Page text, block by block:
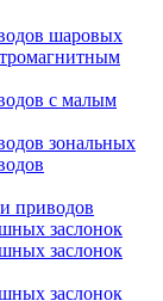
шаровых
с малым
зональных
приводов
заслонок
заслонок
заслонок